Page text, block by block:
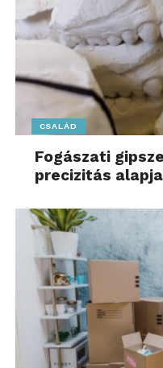
CSALÁD
Fogászati
precizitás